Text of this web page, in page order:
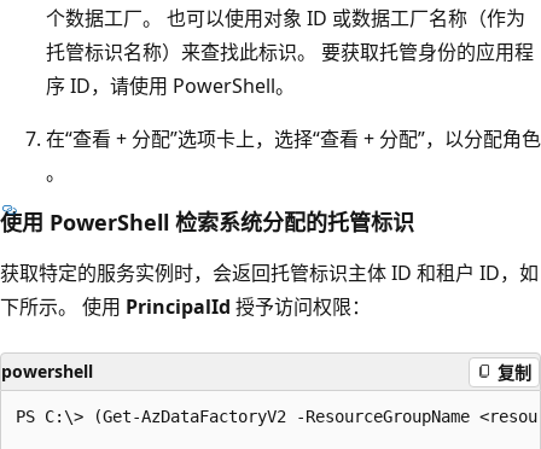
个数据工厂。 也可以使用对象 ID 或数据工厂名称（作为
托管标识名称）来查找此标识。 要获取托管身份的应用程
序 ID，请使用 PowerShell。
在“查看 + 分配”选项卡上，选择“查看 + 分配”，以分配角色
。
使用 PowerShell 检索系统分配的托管标识
获取特定的服务实例时，会返回托管标识主体 ID 和租户 ID，如
下所示。 使用 PrincipalId 授予访问权限：
powershell 复制
PS C:\> (Get-AzDataFactoryV2 -ResourceGroupName